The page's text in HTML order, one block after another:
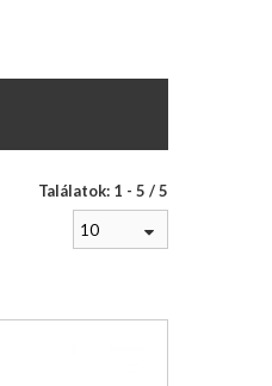
Találatok: 1 - 5 / 5
10